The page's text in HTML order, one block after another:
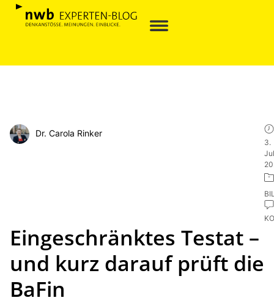
Dr. Carola Rinker
3.
Eingeschränktes Testat –
und kurz darauf prüft die
BaFin